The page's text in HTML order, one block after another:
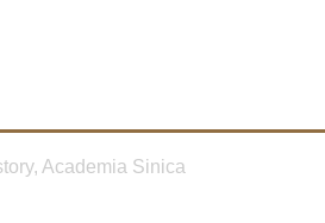
Academia Sinica